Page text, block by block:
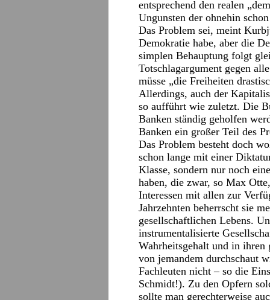
entsprechend den realen
Ungunsten der ohnehin
Das Problem sei, meint
Demokratie habe, aber die
simplen Behauptung folgt
Totschlagargument gegen
müsse „die Freiheiten
Allerdings, auch der
so aufführt wie zuletzt. Die
Banken ständig geholfen
Banken ein großer Teil des
Das Problem besteht doch
schon lange mit einer
Klasse, sondern nur noch
haben, die zwar, so Max
Interessen mit allen zur
Jahrzehnten beherrscht sie
gesellschaftlichen Lebens.
instrumentalisierte
Wahrheitsgehalt und in ihren
von jemandem durchschaut
Fachleuten nicht – so die
Schmidt!). Zu den Opfern
sollte man gerechterweise